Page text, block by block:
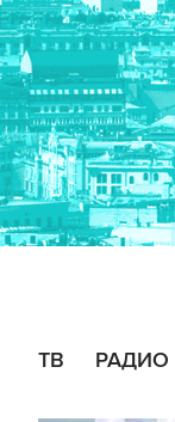
ТВ РАДИО